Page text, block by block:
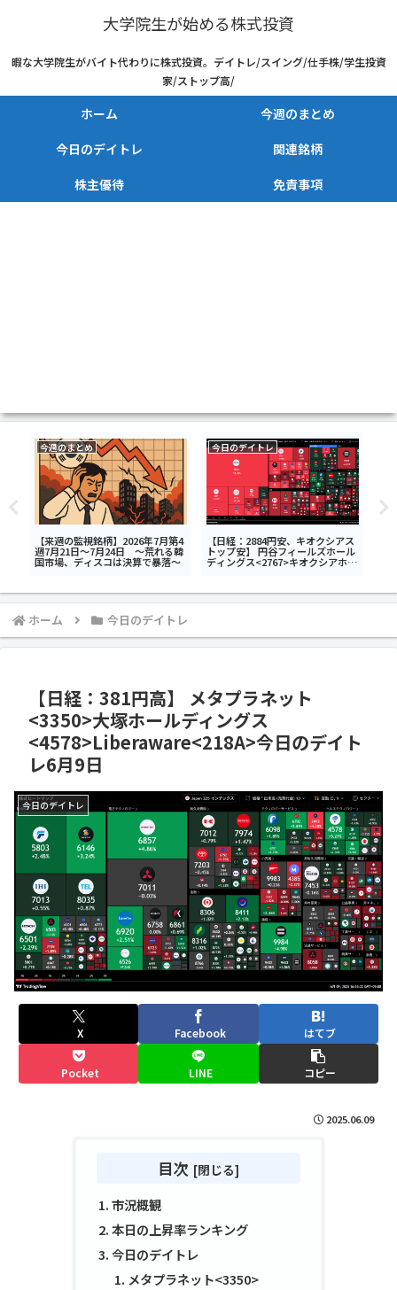
大学院生が始める株式投資
暇な大学院生がバイト代わりに株式投資。デイトレ/スイング/仕手株/学生投資
家/ストップ高/
ホーム
今週のまとめ
今日のデイトレ
関連銘柄
株主優待
免責事項
今週のまとめ
【来週の監視銘柄】2026年7月第4
週7月21日～7月24日 ～荒れる韓
国市場、ディスコは決算で暴落～
今日のデイトレ
【日経：2884円安、キオクシアス
トップ安】 円谷フィールズホール
ディングス<2767>キオクシアホー
日のデイトレ7月28日
ホーム 今日のデイトレ
【日経：381円高】 メタプラネット
<3350>大塚ホールディングス
<4578>Liberaware<218A>今日のデイト
レ6月9日
今日のデイトレ
X Facebook はてブ
Pocket LINE コピー
2025.06.09
目次
市況概観
本日の上昇率ランキング
今日のデイトレ
メタプラネット<3350>